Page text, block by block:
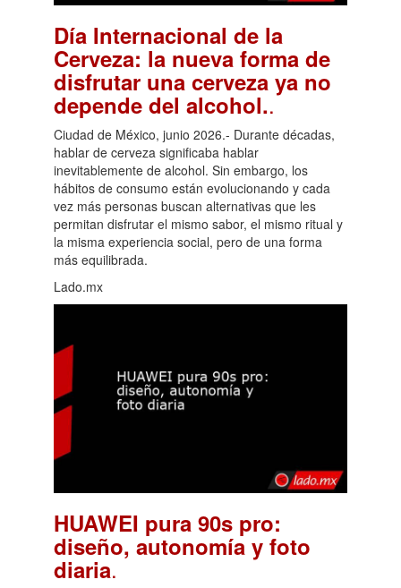
Día Internacional de la
Cerveza: la nueva forma de
disfrutar una cerveza ya no
depende del alcohol..
Ciudad de México, junio 2026.- Durante décadas,
hablar de cerveza significaba hablar
inevitablemente de alcohol. Sin embargo, los
hábitos de consumo están evolucionando y cada
vez más personas buscan alternativas que les
permitan disfrutar el mismo sabor, el mismo ritual y
la misma experiencia social, pero de una forma
más equilibrada.
Lado.mx
HUAWEI pura 90s pro:
diseño, autonomía y foto
diaria.